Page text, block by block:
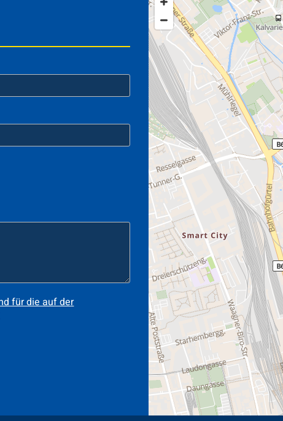
für die auf der